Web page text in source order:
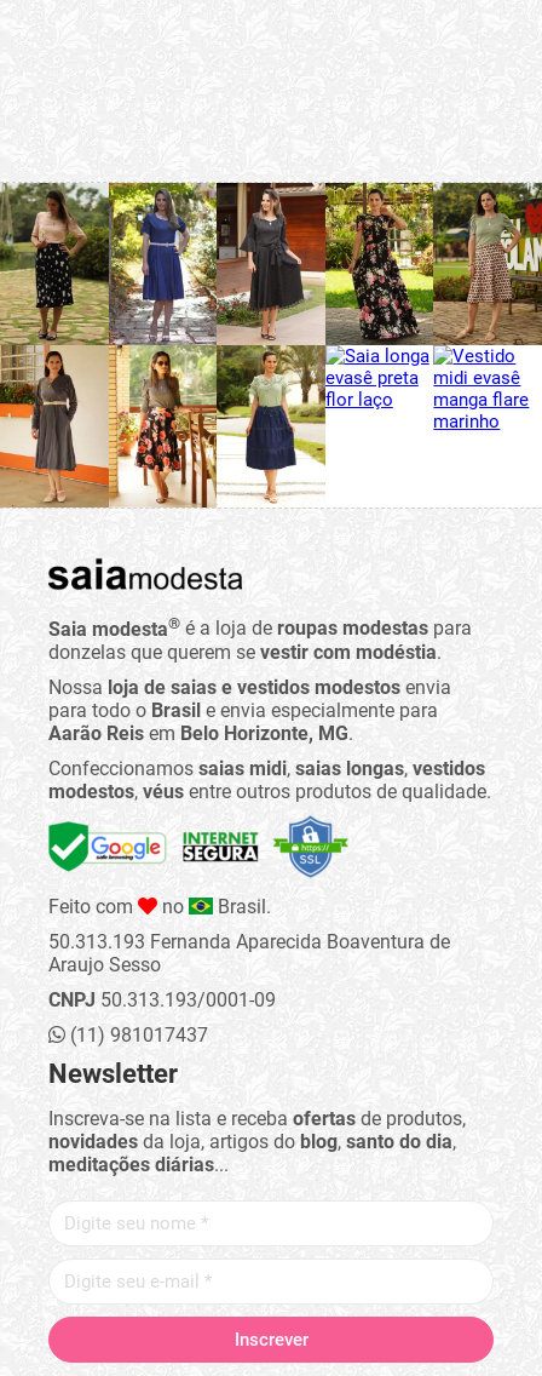
Saia modesta® é a loja de roupas modestas para
donzelas que querem se vestir com modéstia.
Nossa loja de saias e vestidos modestos envia
para todo o Brasil e envia especialmente para
Aarão Reis em Belo Horizonte, MG.
Confeccionamos saias midi, saias longas, vestidos
modestos, véus entre outros produtos de qualidade.
Feito com no
Brasil.
50.313.193 Fernanda Aparecida Boaventura de
Araujo Sesso
CNPJ 50.313.193/0001-09
(11) 981017437
Newsletter
Inscreva-se na lista e receba ofertas de produtos,
novidades da loja, artigos do blog, santo do dia,
meditações diárias...